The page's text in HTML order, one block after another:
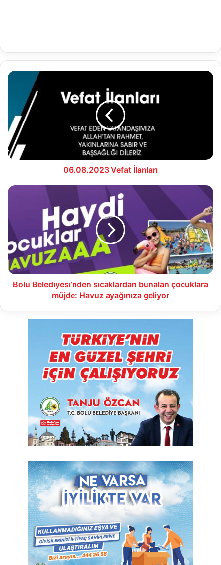
06.08.2023
06.08.2023 Vefat İlanları
Bolu
Belediyesi’nden
bunalan
çocuklara
müjde:
Havuz
ayağınıza
geliyor
Bolu Belediyesi’nden sıcaklardan bunalan çocuklara
müjde: Havuz ayağınıza geliyor